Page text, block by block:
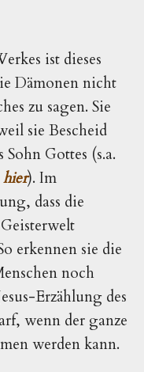
ist dieses
Dämonen nicht
zu sagen. Sie
sie Bescheid
Gottes (s.a.
hier). Im
dass die
erkennen sie die
noch
Erzählung des
wenn der ganze
werden kann.